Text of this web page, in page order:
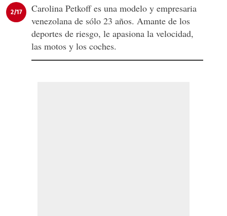
2/17
Carolina Petkoff es una modelo y empresaria
venezolana de sólo 23 años. Amante de los
deportes de riesgo, le apasiona la velocidad,
las motos y los coches.